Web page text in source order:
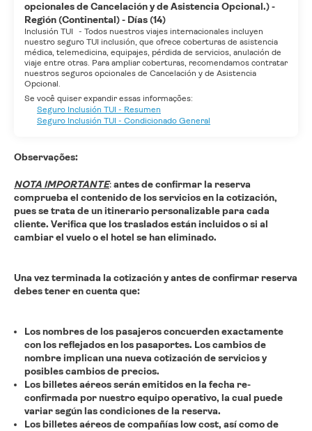
opcionales de Cancelación y de Asistencia Opcional.) -
Región (Continental) - Días (14)
Inclusión TUI - Todos nuestros viajes internacionales incluyen
nuestro seguro TUI inclusión, que ofrece coberturas de asistencia
médica, telemedicina, equipajes, pérdida de servicios, anulación de
viaje entre otras. Para ampliar coberturas, recomendamos contratar
nuestros seguros opcionales de Cancelación y de Asistencia
Opcional.
Se você quiser expandir essas informações:
Seguro Inclusión TUI - Resumen
Seguro Inclusión TUI - Condicionado General
Observações:
NOTA IMPORTANTE:antes de confirmar la reserva
comprueba el contenido de los servicios en la cotización,
pues se trata de un itinerario personalizable para cada
cliente. Verifica que los traslados están incluidos o si al
cambiar el vuelo o el hotel se han eliminado.
Una vez terminada la cotización y antes de confirmar reserva
debes tener en cuenta que:
Los nombres de los pasajeros concuerden exactamente
con los reflejados en los pasaportes. Los cambios de
nombre implican una nueva cotización de servicios y
posibles cambios de precios.
Los billetes aéreos serán emitidos en la fecha re-
confirmada por nuestro equipo operativo, la cual puede
variar según las condiciones de la reserva.
Los billetes aéreos de compañías low cost, así como de